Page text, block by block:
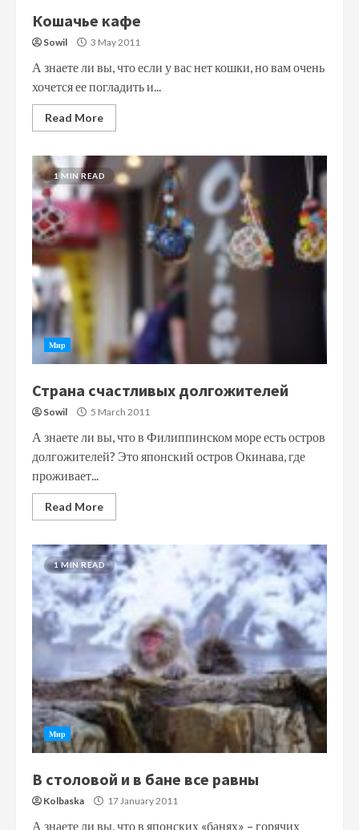
Кошачье кафе
Sowil 3 May 2011
А знаете ли вы, что если у вас нет кошки, но вам очень
хочется ее погладить и...
Read More
1 MIN READ
Мир
Страна счастливых долгожителей
Sowil 5 March 2011
А знаете ли вы, что в Филиппинском море есть остров
долгожителей? Это японский остров Окинава, где
проживает...
Read More
1 MIN READ
Мир
В столовой и в бане все равны
Kolbaska 17 January 2011
А знаете ли вы, что в японских «банях» – горячих